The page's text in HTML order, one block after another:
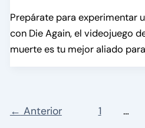
Prepárate para experimentar
con Die Again, el videojuego
muerte es tu mejor aliado
← Anterior 1 …